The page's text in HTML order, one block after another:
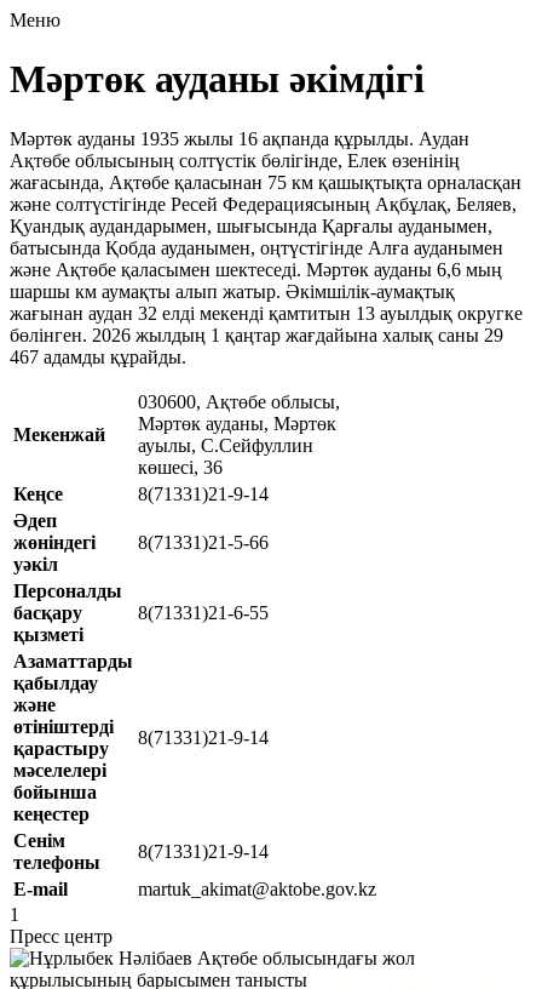
Меню
Мәртөк ауданы әкімдігі
Мәртөк ауданы 1935 жылы 16 ақпанда құрылды. Аудан
Ақтөбе облысының солтүстік бөлігінде, Елек өзенінің
жағасында, Ақтөбе қаласынан 75 км қашықтықта орналасқан
және солтүстігінде Ресей Федерациясының Ақбұлақ, Беляев,
Қуандық аудандарымен, шығысында Қарғалы ауданымен,
батысында Қобда ауданымен, оңтүстігінде Алға ауданымен
және Ақтөбе қаласымен шектеседі. Мәртөк ауданы 6,6 мың
шаршы км аумақты алып жатыр. Әкімшілік-аумақтық
жағынан аудан 32 елді мекенді қамтитын 13 ауылдық округке
бөлінген. 2026 жылдың 1 қаңтар жағдайына халық саны 29
467 адамды құрайды.
Мекенжай
030600, Ақтөбе облысы,
Мәртөк ауданы, Мәртөк
ауылы, С.Сейфуллин
көшесі, 36
Кеңсе
8(71331)21-9-14
Әдеп
жөніндегі
уәкіл
8(71331)21-5-66
Персоналды
басқару
қызметі
8(71331)21-6-55
Азаматтарды
қабылдау
және
өтініштерді
қарастыру
мәселелері
бойынша
кеңестер
8(71331)21-9-14
Сенім
телефоны
8(71331)21-9-14
E-mail
martuk_akimat@aktobe.gov.kz
1
Пресс центр